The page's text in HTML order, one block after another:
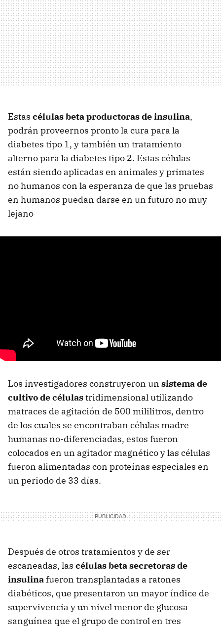
Estas células beta productoras de insulina,
podrán proveernos pronto la cura para la
diabetes tipo 1, y también un tratamiento
alterno para la diabetes tipo 2. Estas células
están siendo aplicadas en animales y primates
no humanos con la esperanza de que las pruebas
en humanos puedan darse en un futuro no muy
lejano
Los investigadores construyeron un sistema de
cultivo de célulastridimensional utilizando
matraces de agitación de 500 mililitros, dentro
de los cuales se encontraban células madre
humanas no-diferenciadas, estos fueron
colocados en un agitador magnético y las células
fueron alimentadas con proteínas especiales en
un periodo de 33 días.
Después de otros tratamientos y de ser
escaneadas, las células beta secretoras de
insulinafueron transplantadas a ratones
diabéticos, que presentaron un mayor índice de
supervivencia y un nivel menor de glucosa
sanguínea que el grupo de control en tres